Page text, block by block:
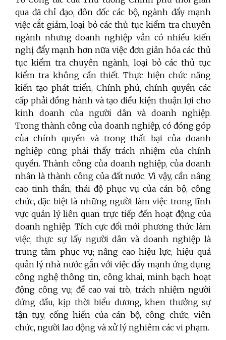
qua đã chỉ đạo, đôn đốc các bộ, ngành đẩy mạnh
việc cắt giảm, loại bỏ các thủ tục kiểm tra chuyên
ngành nhưng doanh nghiệp vẫn có nhiều kiến
nghị đẩy mạnh hơn nữa việc đơn giản hóa các thủ
tục kiểm tra chuyên ngành, loại bỏ các thủ tục
kiểm tra không cần thiết. Thực hiện chức năng
kiến tạo phát triển, Chính phủ, chính quyền các
cấp phải đồng hành và tạo điều kiện thuận lợi cho
kinh doanh của người dân và doanh nghiệp.
Trong thành công của doanh nghiệp, có đóng góp
của chính quyền và trong thất bại của doanh
nghiệp cũng phải thấy trách nhiệm của chính
quyền. Thành công của doanh nghiệp, của doanh
nhân là thành công của đất nước. Vì vậy, cần nâng
cao tinh thần, thái độ phục vụ của cán bộ, công
chức, đặc biệt là những người làm việc trong lĩnh
vực quản lý liên quan trực tiếp đến hoạt động của
doanh nghiệp. Tích cực đổi mới phương thức làm
việc, thực sự lấy người dân và doanh nghiệp là
trung tâm phục vụ; nâng cao hiệu lực, hiệu quả
quản lý nhà nước gắn với việc đẩy mạnh ứng dụng
công nghệ thông tin, công khai, minh bạch hoạt
động công vụ; đề cao vai trò, trách nhiệm người
đứng đầu, kịp thời biểu dương, khen thưởng sự
tận tụy, cống hiến của cán bộ, công chức, viên
chức, người lao động và xử lý nghiêm các vi phạm.